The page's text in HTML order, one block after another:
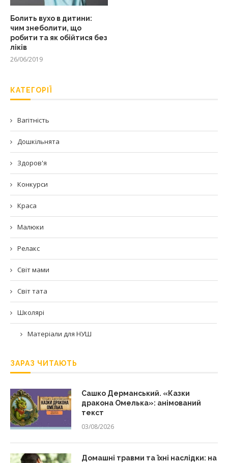
Болить вухо в дитини:
чим знеболити, що
робити та як обійтися без
ліків
26/06/2019
КАТЕГОРІЇ
Вагітність
Дошкільнята
Здоров'я
Конкурси
Краса
Малюки
Релакс
Світ мами
Світ тата
Школярі
Матеріали для НУШ
ЗАРАЗ ЧИТАЮТЬ
Сашко Дерманський. «Казки
дракона Омелька»: анімований
текст
03/08/2026
Домашні травми та їхні наслідки: на